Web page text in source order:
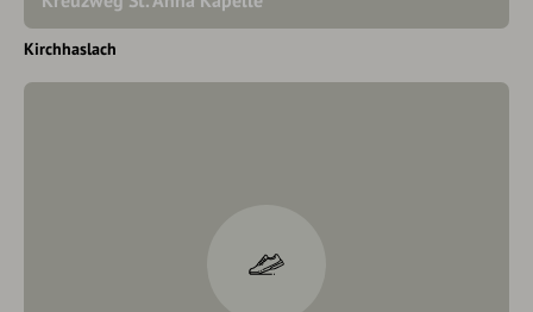
Kirchhaslach